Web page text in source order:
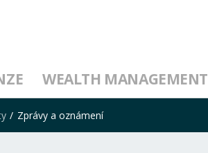
WEALTH MANAGEMENT
Zprávy a oznámení